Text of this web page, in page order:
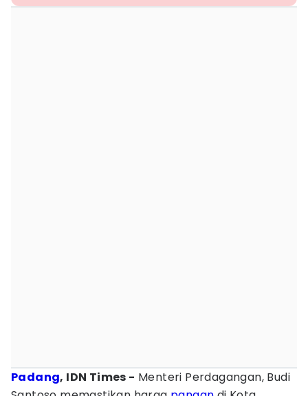
Padang, IDN Times - Menteri Perdagangan, Budi